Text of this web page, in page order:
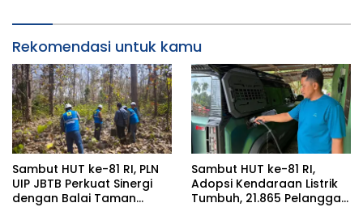
Rekomendasi untuk kamu
Sambut HUT ke-81 RI, PLN
UIP JBTB Perkuat Sinergi
dengan Balai Taman
Sambut HUT ke-81 RI,
Adopsi Kendaraan Listrik
Tumbuh, 21.865 Pelanggan